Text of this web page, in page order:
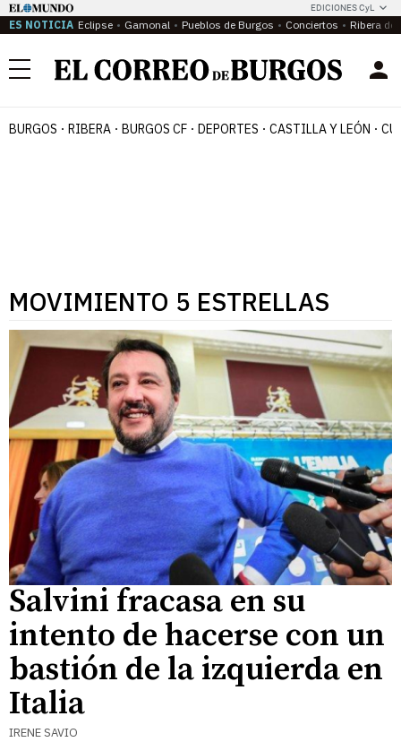
EDICIONES CyL
ES NOTICIA Eclipse Gamonal Pueblos de Burgos Conciertos Ribera del
Menú
BURGOS RIBERA BURGOS CF DEPORTES CASTILLA Y LEÓN
MOVIMIENTO 5 ESTRELLAS
Salvini fracasa en su
intento de hacerse con un
bastión de la izquierda en
Italia
IRENE SAVIO